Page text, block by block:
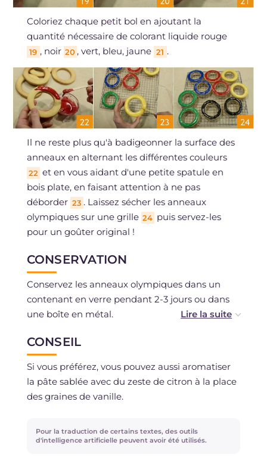
Coloriez chaque petit bol en ajoutant la
quantité nécessaire de colorant liquide rouge
19 , noir 20 , vert, bleu, jaune 21 .
Il ne reste plus qu'à badigeonner la surface des
anneaux en alternant les différentes couleurs
22 et en vous aidant d'une petite spatule en
bois plate, en faisant attention à ne pas
déborder 23 . Laissez sécher les anneaux
olympiques sur une grille 24 puis servez-les
pour un goûter original !
CONSERVATION
Conservez les anneaux olympiques dans un
contenant en verre pendant 2-3 jours ou dans
une boîte en métal.
film plastique et décongelée au besoin au
réfrigérateur.
CONSEIL
Si vous préférez, vous pouvez aussi aromatiser
la pâte sablée avec du zeste de citron à la place
des graines de vanille.
Pour la traduction de certains textes, des outils
d'intelligence artificielle peuvent avoir été utilisés.